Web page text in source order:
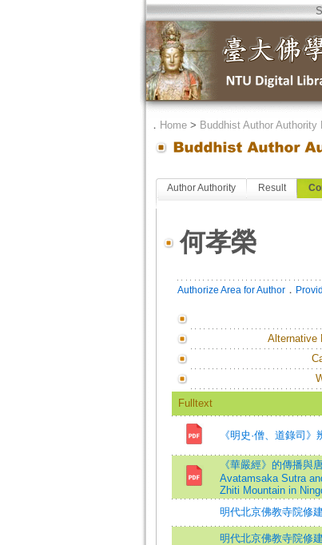
． Home> Buddhist Author Authority
Author Authority Result
何孝榮
Authorize Area for Author．
Alternative
Fulltext
《明史·僧、道錄司》
《華嚴經》的傳播與
Avatamsaka Sutra
Zhiti Mountain in
明代北京佛教寺院修
明代北京佛教寺院修